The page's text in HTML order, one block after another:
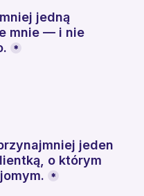
jedną
mnie — i nie
*
jeden
o którym
*